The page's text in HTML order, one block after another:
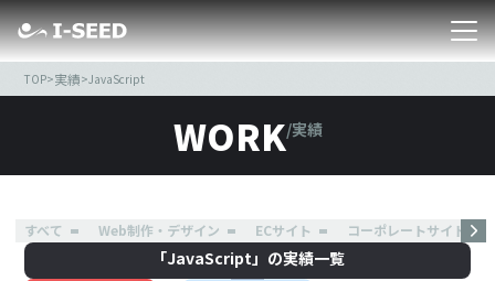
TOP>実績>JavaScript
WORK/実績
すべて Web制作・デザイン ECサイト コーポレートサイト
「JavaScript」の実績一覧